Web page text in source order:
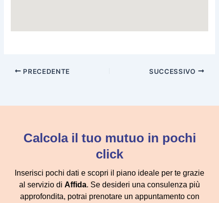
PRECEDENTE SUCCESSIVO
Inserisci pochi dati e scopri il piano ideale per te grazie
al servizio di Affida. Se desideri una consulenza più
approfondita, potrai prenotare un appuntamento con
Calcola il tuo mutuo in pochi
click